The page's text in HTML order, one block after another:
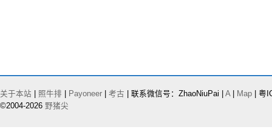
关于本站 照牛排 Payoneer 考古 | 联系微信号：ZhaoNiuPai | A| Map | 粤
©2004-2026 野猪尖